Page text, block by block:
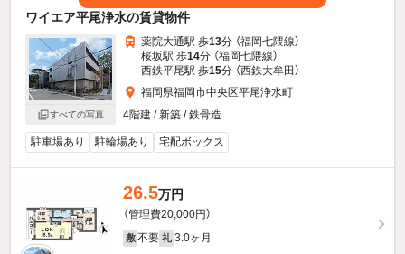
ワイエア平尾浄水の賃貸物件
すべての写真
薬院大通駅 歩13分 （福岡七隈線）
桜坂駅 歩14分 （福岡七隈線）
西鉄平尾駅 歩15分 （西鉄大牟田）
福岡県福岡市中央区平尾浄水町
4階建 / 新築 / 鉄骨造
駐車場あり 駐輪場あり 宅配ボックス
26.5万円
（管理費20,000円）
敷 不要 礼 3.0ヶ月